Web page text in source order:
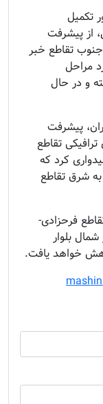
تکمیل
از پیشرفت
تقاطع خبر
مراحل
و در حال
پیشرفت
تقاطع
امیدواری کرد که
شرق تقاطع
فرحزادی-
بلوار
خواهد یافت.